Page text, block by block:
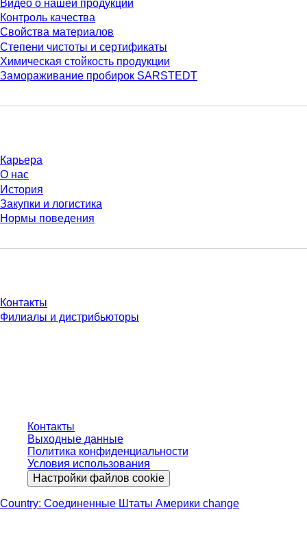
Видео о нашей продукции
Контроль качества
Свойства материалов
Степени чистоты и сертификаты
Химическая стойкость продукции
Замораживание пробирок SARSTEDT
Карьера
О нас
История
Закупки и логистика
Нормы поведения
Контакты
Филиалы и дистрибьюторы
Контакты
Выходные данные
Политика конфиденциальности
Условия использования
Настройки файлов cookie
Country: Соединенные Штаты Америки change